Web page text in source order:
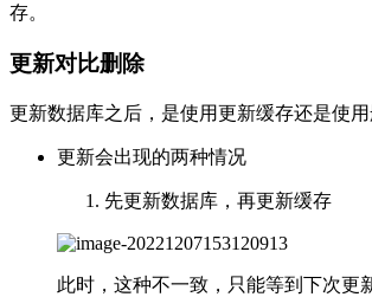
存。
更新对比删除
更新数据库之后，是使用更新缓存还是使用
更新会出现的两种情况
先更新数据库，再更新缓存
此时，这种不一致，只能等到下次更